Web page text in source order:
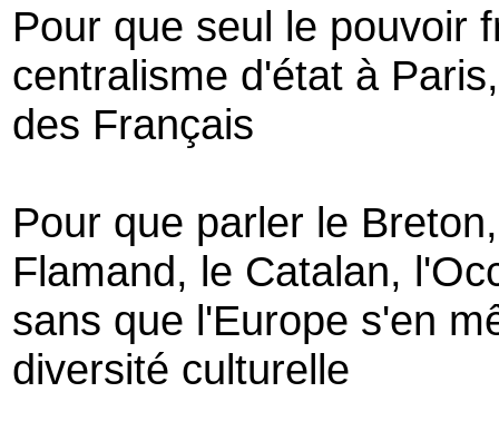
Pour que seul le pouvoir
centralisme d'état à
des Français
Pour que parler le
Flamand, le Catalan,
sans que l'Europe s'en
diversité culturelle